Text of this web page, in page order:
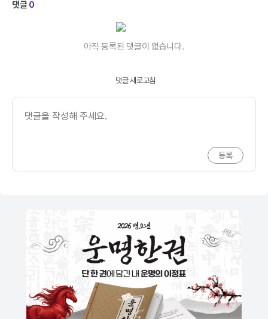
댓글0
아직 등록된 댓글이 없습니다.
댓글 새로고침